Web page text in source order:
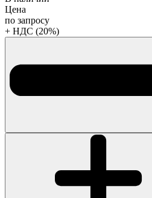
Цена
по запросу
+ НДС (20%)